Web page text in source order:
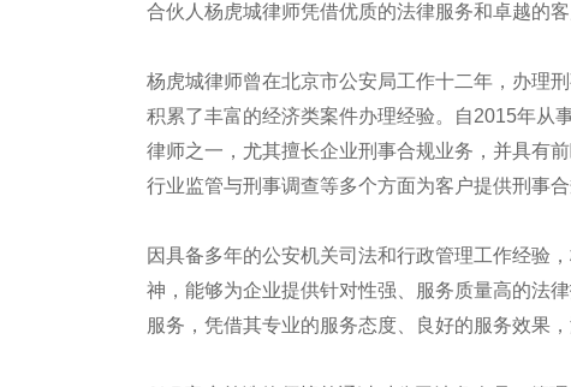
合伙人杨虎城律师凭借优质的法律服务和卓越的客
杨虎城律师曾在北京市公安局工作十二年，办理
积累了丰富的经济类案件办理经验。自2015年从
律师之一，尤其擅长企业刑事合规业务，并具有
行业监管与刑事调查等多个方面为客户提供刑事合
因具备多年的公安机关司法和行政管理工作经验
神，能够为企业提供针对性强、服务质量高的法
服务，凭借其专业的服务态度、良好的服务效果，